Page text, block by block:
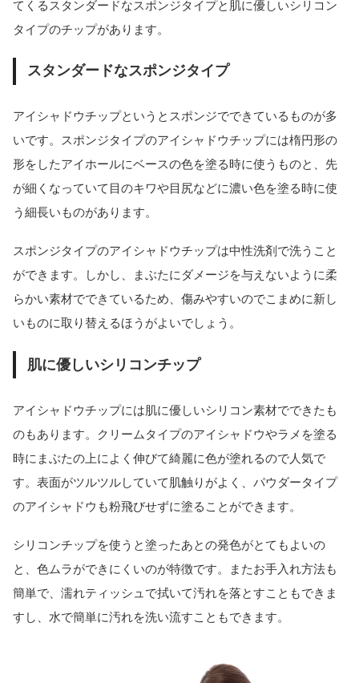
てくるスタンダードなスポンジタイプと肌に優しいシリコン
タイプのチップがあります。
スタンダードなスポンジタイプ
アイシャドウチップというとスポンジでできているものが多
いです。スポンジタイプのアイシャドウチップには楕円形の
形をしたアイホールにベースの色を塗る時に使うものと、先
が細くなっていて目のキワや目尻などに濃い色を塗る時に使
う細長いものがあります。
スポンジタイプのアイシャドウチップは中性洗剤で洗うこと
ができます。しかし、まぶたにダメージを与えないように柔
らかい素材でできているため、傷みやすいのでこまめに新し
いものに取り替えるほうがよいでしょう。
肌に優しいシリコンチップ
アイシャドウチップには肌に優しいシリコン素材でできたも
のもあります。クリームタイプのアイシャドウやラメを塗る
時にまぶたの上によく伸びて綺麗に色が塗れるので人気で
す。表面がツルツルしていて肌触りがよく、パウダータイプ
のアイシャドウも粉飛びせずに塗ることができます。
シリコンチップを使うと塗ったあとの発色がとてもよいの
と、色ムラができにくいのが特徴です。またお手入れ方法も
簡単で、濡れティッシュで拭いて汚れを落とすこともできま
すし、水で簡単に汚れを洗い流すこともできます。